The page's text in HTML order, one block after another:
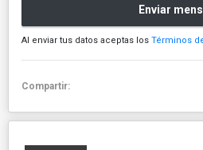
Enviar
Al enviar tus datos aceptas los Términos
Compartir: